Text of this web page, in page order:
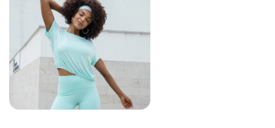
Nicht bügeln
Nicht trocknergeeignet